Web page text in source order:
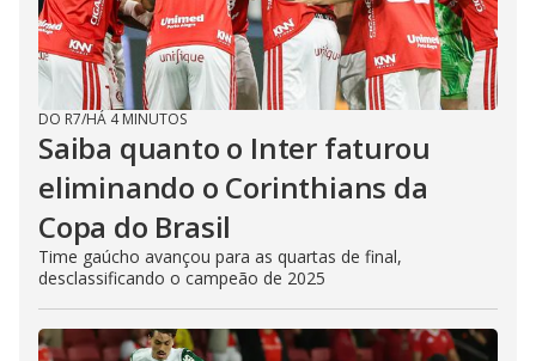
DO R7/HÁ 4 MINUTOS
Saiba quanto o Inter faturou
eliminando o Corinthians da
Copa do Brasil
Time gaúcho avançou para as quartas de final,
desclassificando o campeão de 2025